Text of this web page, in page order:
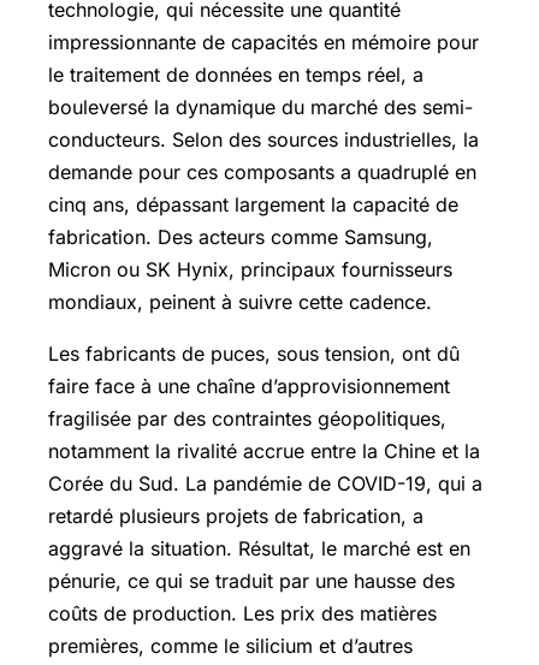
technologie, qui nécessite une quantité
impressionnante de capacités en mémoire pour
le traitement de données en temps réel, a
bouleversé la dynamique du marché des semi-
conducteurs. Selon des sources industrielles, la
demande pour ces composants a quadruplé en
cinq ans, dépassant largement la capacité de
fabrication. Des acteurs comme Samsung,
Micron ou SK Hynix, principaux fournisseurs
mondiaux, peinent à suivre cette cadence.
Les fabricants de puces, sous tension, ont dû
faire face à une chaîne d’approvisionnement
fragilisée par des contraintes géopolitiques,
notamment la rivalité accrue entre la Chine et la
Corée du Sud. La pandémie de COVID-19, qui a
retardé plusieurs projets de fabrication, a
aggravé la situation. Résultat, le marché est en
pénurie, ce qui se traduit par une hausse des
coûts de production. Les prix des matières
premières, comme le silicium et d’autres